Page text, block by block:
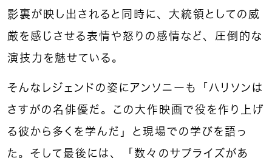
影裏が映し出されると同時に、大統領としての威
厳を感じさせる表情や怒りの感情など、圧倒的な
演技力を魅せている。
そんなレジェンドの姿にアンソニーも「ハリソンは
さすがの名俳優だ。この大作映画で役を作り上げ
る彼から多くを学んだ」と現場での学びを語っ
た。そして最後には、「数々のサプライズがあ